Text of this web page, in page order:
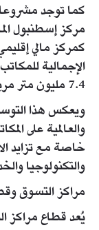
كما توجد
مركز إسطنبول
كمركز مالي
الإجمالية
7.4 مليون متر مربع بحلول نهاية عام 2026.
ويعكس هذا
والعالمية على
خاصة مع تزايد
والتكنولوجيا
مراكز التسوق
يُعد قطاع مراكز